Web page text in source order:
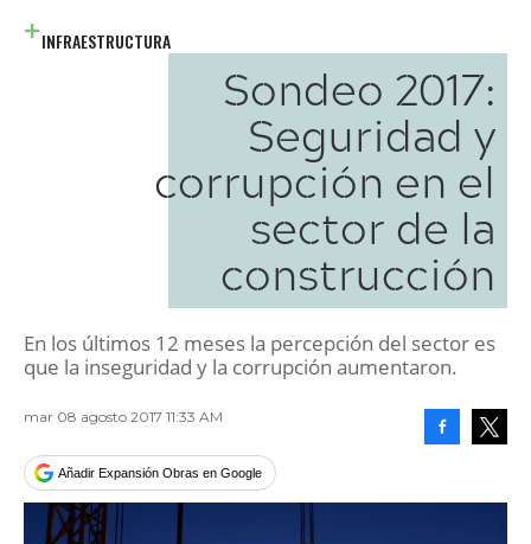
INFRAESTRUCTURA
Sondeo 2017:
Seguridad y
corrupción en el
sector de la
construcción
En los últimos 12 meses la percepción del sector es
que la inseguridad y la corrupción aumentaron.
mar 08 agosto 2017 11:33 AM
Añadir Expansión Obras en Google